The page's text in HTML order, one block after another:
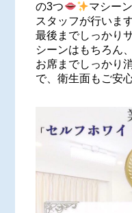
の3つ
マシー
スタッフが行いま
最後までしっかり
シーンはもちろん
お席までしっかり
で、衛生面もご安